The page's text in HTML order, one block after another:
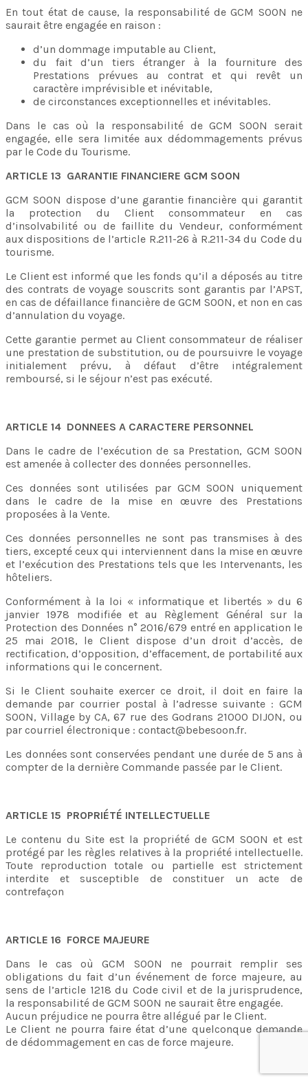
En tout état de cause, la responsabilité de GCM SOON ne
saurait être engagée en raison :
d’un dommage imputable au Client,
du fait d’un tiers étranger à la fourniture des
Prestations prévues au contrat et qui revêt un
caractère imprévisible et inévitable,
de circonstances exceptionnelles et inévitables.
Dans le cas où la responsabilité de GCM SOON serait
engagée, elle sera limitée aux dédommagements prévus
par le Code du Tourisme.
ARTICLE 13 GARANTIE FINANCIERE GCM SOON
GCM SOON dispose d’une garantie financière qui garantit
la protection du Client consommateur en cas
d’insolvabilité ou de faillite du Vendeur, conformément
aux dispositions de l’article R.211-26 à R.211-34 du Code du
tourisme.
Le Client est informé que les fonds qu’il a déposés au titre
des contrats de voyage souscrits sont garantis par l’APST,
en cas de défaillance financière de GCM SOON, et non en cas
d’annulation du voyage.
Cette garantie permet au Client consommateur de réaliser
une prestation de substitution, ou de poursuivre le voyage
initialement prévu, à défaut d’être intégralement
remboursé, si le séjour n’est pas exécuté.
ARTICLE 14 DONNEES A CARACTERE PERSONNEL
Dans le cadre de l’exécution de sa Prestation, GCM SOON
est amenée à collecter des données personnelles.
Ces données sont utilisées par GCM SOON uniquement
dans le cadre de la mise en œuvre des Prestations
proposées à la Vente.
Ces données personnelles ne sont pas transmises à des
tiers, excepté ceux qui interviennent dans la mise en œuvre
et l’exécution des Prestations tels que les Intervenants, les
hôteliers.
Conformément à la loi « informatique et libertés » du 6
janvier 1978 modifiée et au Règlement Général sur la
Protection des Données n° 2016/679 entré en application le
25 mai 2018, le Client dispose d’un droit d’accès, de
rectification, d’opposition, d’effacement, de portabilité aux
informations qui le concernent.
Si le Client souhaite exercer ce droit, il doit en faire la
demande par courrier postal à l’adresse suivante : GCM
SOON, Village by CA, 67 rue des Godrans 21000 DIJON, ou
par courriel électronique : contact@bebesoon.fr.
Les données sont conservées pendant une durée de 5 ans à
compter de la dernière Commande passée par le Client.
ARTICLE 15 PROPRIÉTÉ INTELLECTUELLE
Le contenu du Site est la propriété de GCM SOON et est
protégé par les règles relatives à la propriété intellectuelle.
Toute reproduction totale ou partielle est strictement
interdite et susceptible de constituer un acte de
contrefaçon
ARTICLE 16 FORCE MAJEURE
Dans le cas où GCM SOON ne pourrait remplir ses
obligations du fait d’un événement de force majeure, au
sens de l’article 1218 du Code civil et de la jurisprudence,
la responsabilité de GCM SOON ne saurait être engagée.
Aucun préjudice ne pourra être allégué par le Client.
Le Client ne pourra faire état d’une quelconque demande
de dédommagement en cas de force majeure.